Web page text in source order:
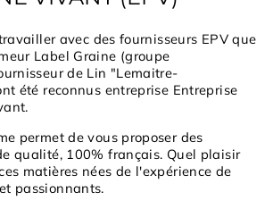
avec des fournisseurs EPV que
Label Graine (groupe
de Lin "Lemaitre-
été reconnus entreprise Entreprise
permet de vous proposer des
qualité, 100% français. Quel plaisir
matières nées de l'expérience de
passionnants.